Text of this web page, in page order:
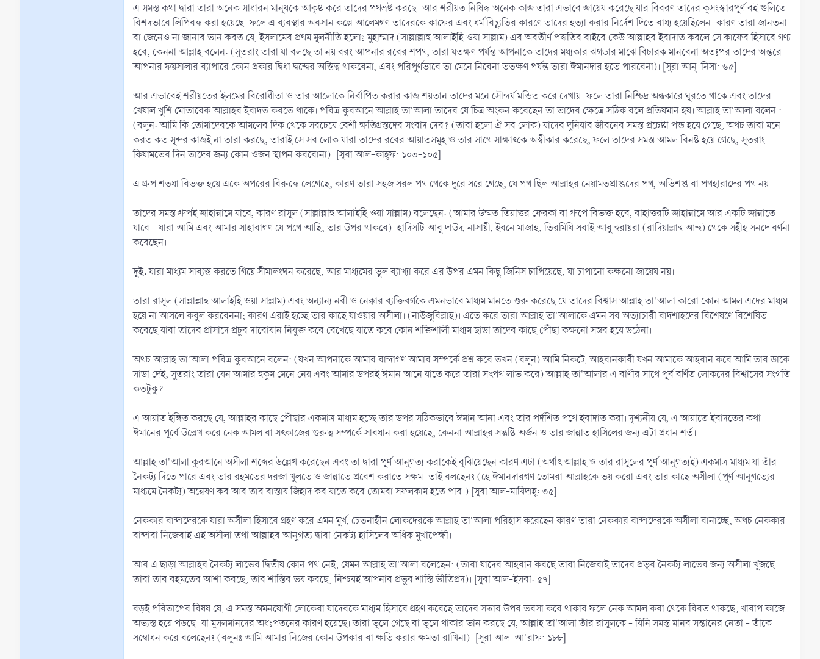
এ সমস্ত কথা দ্বারা তারা অনেক সাধারন মানুষকে আকৃষ্ট করে তাদের পথভ্রষ্ট করছে। আর শরীয়ত নিষিদ্ধ অনেক কাজ তারা এভাবে জায়েয করেছে যার বিবরণ তাদের কুসংস্কারপূর্ণ বই গুলিতে
বিশদভাবে লিপিবদ্ধ করা হয়েছে। ফলে এ ব্যবস্থার অবসান কল্পে আলেমগণ তাদেরকে কাফের এবং ধর্ম বিচু্যতির কারণে তাদের হত্যা করার নির্দেশ দিতে বাধ্য হয়েছিলেন। কারণ তারা জানতনা
বা জেনেও না জানার ভান করত যে, ইসলামের প্রথম মূলনীতি হলোঃ মুহাম্মাদ (সাল্লাল্লাহু আলাইহি ওয়া সাল্লাম) এর অবতীর্ণ পদ্ধতির বাইরে কেউ আল্লাহর ইবাদাত করলে সে কাফের হিসাবে গণ্য
হবে; কেননা আল্লাহ বলেন: (সুতরাং তারা যা বলছে তা নয় বরং আপনার রবের শপথ, তারা যতক্ষণ পর্যন্ত আপনাকে তাদের মধ্যকার ঝগড়ার মাঝে বিচারক মানবেনা অতঃপর তাদের অন্তরে
আপনার ফয়সালার ব্যাপারে কোন প্রকার দ্বিধা দ্বন্দ্বের অস্তিত্ব থাকবেনা, এবং পরিপুর্ণভাবে তা মেনে নিবেনা ততক্ষণ পর্যন্ত তারা ঈমানদার হতে পারবেনা)। [সূরা আন্-নিসা: ৬৫]
আর এভাবেই শরীয়তের ইলমের বিরোধীতা ও তার আলোকে নির্বাপিত করার কাজ শয়তান তাদের মনে সৌন্দর্য মন্ডিত করে দেখায়। ফলে তারা নিশ্চিদ্র অন্ধকারে ঘুরতে থাকে এবং তাদের
খেয়াল খুশি মোতাবেক আল্লাহর ইবাদত করতে থাকে। পবিত্র কুরআনে আল্লাহ তা'আলা তাদের যে চিত্র অংকন করেছেন তা তাদের ক্ষেত্রে সঠিক বলে প্রতিয়মান হয়। আল্লাহ তা'আলা বলেন :
(বলুন: আমি কি তোমাদেরকে আমলের দিক থেকে সবচেয়ে বেশী ক্ষতিগ্রস্তদের সংবাদ দেব? (তারা হলো ঐ সব লোক) যাদের দুনিয়ার জীবনের সমস্ত প্রচেষ্টা পন্ড হয়ে গেছে, অথচ তারা মনে
করত কত সুন্দর কাজই না তারা করছে, তারাই সে সব লোক যারা তাদের রবের আয়াতসমূহ ও তার সাথে সাক্ষাৎকে অস্বীকার করেছে, ফলে তাদের সমস্ত আমল বিনষ্ট হয়ে গেছে, সুতরাং
কিয়ামতের দিন তাদের জন্য কোন ওজন স্থাপন করবোনা)। [সূরা আল-কাহ্ফ: ১০৩-১০৫]
এ গ্রুপ শতধা বিভক্ত হয়ে একে অপরের বিরুদ্ধে লেগেছে, কারণ তারা সহজ সরল পথ থেকে দূরে সরে গেছে, যে পথ ছিল আল্লাহর নেয়ামতপ্রাপ্তদের পথ, অভিশপ্ত বা পথহারাদের পথ নয়।
তাদের সমস্ত গ্রুপই জাহান্নামে যাবে, কারণ রাসূল (সাল্লাল্লাহু আলাইহি ওয়া সাল্লাম) বলেছেন: (আমার উম্মত তিয়াত্তর ফেরকা বা গ্রুপে বিভক্ত হবে, বাহাত্তরটি জাহান্নামে আর একটি জান্নাতে
যাবে - যারা আমি এবং আমার সাহাবাগণ যে পথে আছি, তার উপর থাকবে)। হাদিসটি আবু দাউদ, নাসায়ী, ইবনে মাজাহ, তিরমিযি সবাই আবু হুরায়রা (রাদিয়াল্লাহু আন্হু) থেকে সহীহ সনদে বর্ণনা
করেছেন।
দুই.যারা মাধ্যম সাব্যস্ত করতে গিয়ে সীমালংঘন করেছে, আর মাধ্যমের ভুল ব্যাখ্যা করে এর উপর এমন কিছু জিনিস চাপিয়েছে, যা চাপানো কক্ষনো জায়েয নয়।
তারা রাসূল (সাল্লাল্লাহু আলাইহি ওয়া সাল্লাম) এবং অন্যান্য নবী ও নেক্কার ব্যক্তিবর্গকে এমনভাবে মাধ্যম মানতে শুরু করেছে যে তাদের বিশ্বাস আল্লাহ তা'আলা কারো কোন আমল এদের মাধ্যম
হয়ে না আসলে কবুল করবেননা; কারণ এরাই হচ্ছে তার কাছে যাওয়ার অসীলা। (নাউজুবিল্লাহ)। এতে করে তারা আল্লাহ তা'আলাকে এমন সব অত্যাচারী বাদশাহদের বিশেষণে বিশেষিত
করেছে যারা তাদের প্রাসাদে প্রচুর দারোয়ান নিযুক্ত করে রেখেছে যাতে করে কোন শক্তিশালী মাধ্যম ছাড়া তাদের কাছে পৌঁছা কক্ষনো সম্ভব হয়ে উঠেনা।
অথচ আল্লাহ তা'আলা পবিত্র কুরআনে বলেন: (যখন আপনাকে আমার বান্দাগণ আমার সম্পর্কে প্রশ্ন করে তখন (বলুন) আমি নিকটে, আহবানকারী যখন আমাকে আহবান করে আমি তার ডাকে
সাড়া দেই, সুতরাং তারা যেন আমার হুকুম মেনে নেয় এবং আমার উপরই ঈমান আনে যাতে করে তারা সৎপথ লাভ করে) আল্লাহ তা'আলার এ বাণীর সাথে পূর্ব বর্ণিত লোকদের বিশ্বাসের সংগতি
কতটুকু?
এ আয়াত ইঙ্গিত করছে যে, আল্লাহর কাছে পৌঁছার একমাত্র মাধ্যম হচ্ছে তার উপর সঠিকভাবে ঈমান আনা এবং তার প্রর্দশিত পথে ইবাদাত করা। দৃশ্যনীয় যে, এ আয়াতে ইবাদতের কথা
ঈমানের পূর্বে উল্লেখ করে নেক আমল বা সৎকাজের গুরুত্ব সম্পর্কে সাবধান করা হয়েছে; কেননা আল্লাহর সন্তুষ্টি অর্জন ও তার জান্নাত হাসিলের জন্য এটা প্রধান শর্ত।
আল্লাহ তা'আলা কুরআনে অসীলা শব্দের উল্লেখ করেছেন এবং তা দ্বারা পূর্ণ আনুগত্য করাকেই বুঝিয়েছেন কারণ এটা (অর্থাৎ আল্লাহ ও তার রাসূলের পূর্ণ আনুগত্যই) একমাত্র মাধ্যম যা তাঁর
নৈকট্য দিতে পারে এবং তার রহমতের দরজা খুলতে ও জান্নাতে প্রবেশ করাতে সক্ষম। তাই বলছেনঃ (হে ঈমানদারগণ তোমরা আল্লাহকে ভয় করো এবং তার কাছে অসীলা (পূর্ণ আনুগত্যের
মাধ্যমে নৈকট্য) অন্বেষণ কর আর তার রাস্তায় জিহাদ কর যাতে করে তোমরা সফলকাম হতে পার।) [সূরা আল-মায়িদাহ্: ৩৫]
নেককার বান্দাদেরকে যারা অসীলা হিসাবে গ্রহণ করে এমন মুর্খ, চেতনাহীন লোকদেরকে আল্লাহ তা'আলা পরিহাস করেছেন কারণ তারা নেককার বান্দাদেরকে অসীলা বানাচ্ছে, অথচ নেককার
বান্দারা নিজেরাই এই অসীলা তথা আল্লাহর আনুগত্য দ্বারা নৈকট্য হাসিলের অধিক মুখাপেক্ষী।
আর এ ছাড়া আল্লাহর নৈকট্য লাভের দ্বিতীয় কোন পথ নেই, যেমন আল্লাহ তা'আলা বলেছেন: (তারা যাদের আহবান করছে তারা নিজেরাই তাদের প্রভূর নৈকট্য লাভের জন্য অসীলা খুঁজছে।
তারা তার রহমতের আশা করছে, তার শাস্তির ভয় করছে, নিশ্চয়ই আপনার প্রভুর শাস্তি ভীতিপ্রদ)। [সূরা আল-ইসরা: ৫৭]
বড়ই পরিতাপের বিষয় যে, এ সমস্ত অমনযোগী লোকেরা যাদেরকে মাধ্যম হিসাবে গ্রহণ করেছে তাদের সত্তার উপর ভরসা করে থাকার ফলে নেক আমল করা থেকে বিরত থাকছে, খারাপ কাজে
অভ্যস্ত হয়ে পড়ছে। যা মুসলমানদের অধঃপতনের কারণ হয়েছে। তারা ভুলে গেছে বা ভুলে থাকার ভান করছে যে, আল্লাহ তা'আলা তাঁর রাসূলকে - যিনি সমস্ত মানব সন্তানের নেতা - তাঁকে
সম্বোধন করে বলেছেনঃ (বলুনঃ আমি আমার নিজের কোন উপকার বা ক্ষতি করার ক্ষমতা রাখিনা)। [সূরা আল-আ'রাফ: ১৮৮]